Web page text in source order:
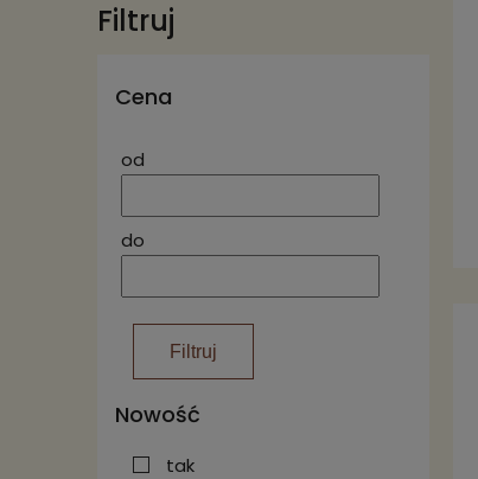
Filtruj
Cena
od
do
Filtruj
Nowość
tak